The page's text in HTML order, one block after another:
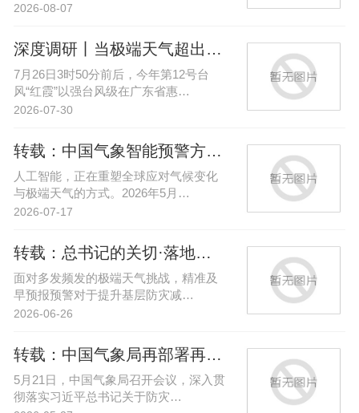
2026-08-07
深度调研丨当极端天气超出传统认知…
7月26日3时50分前后，今年第12号台
风“红霞”以强台风级在广东省惠…
2026-07-30
转载：中国气象智能预警方案“妈祖…
人工智能，正在重塑全球应对气候变化
与极端天气的方式。2026年5月…
2026-07-17
转载：总书记的关切·落地回响丨短…
面对多发频发的极端天气挑战，精准及
早预报预警对于提升基层防灾减…
2026-06-26
转载：中国气象局再部署再强化汛期…
5月21日，中国气象局召开会议，深入贯
彻落实习近平总书记关于防灾…